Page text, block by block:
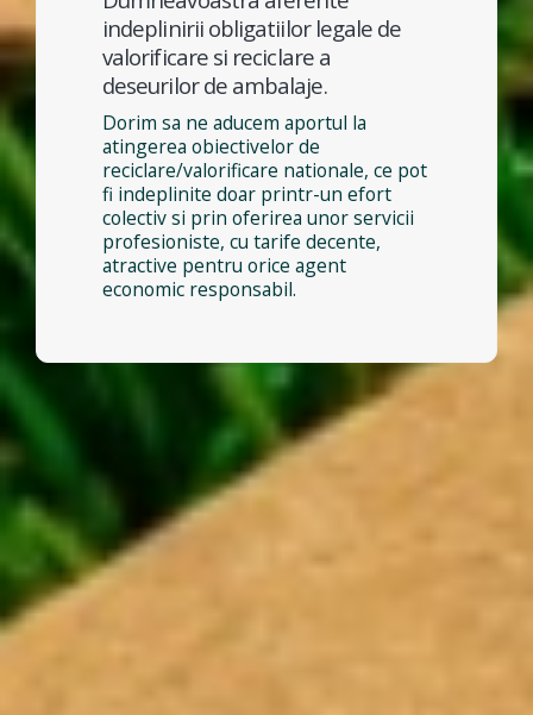
indeplinirii obligatiilor legale de
valorificare si reciclare a
deseurilor de ambalaje.
Dorim sa ne aducem aportul la
atingerea obiectivelor de
reciclare/valorificare nationale, ce pot
fi indeplinite doar printr-un efort
colectiv si prin oferirea unor servicii
profesioniste, cu tarife decente,
atractive pentru orice agent
economic responsabil.